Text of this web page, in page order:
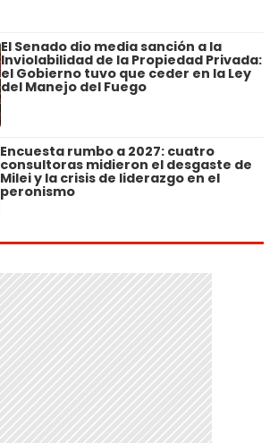
El Senado dio media sanción a la
Inviolabilidad de la Propiedad Privada:
el Gobierno tuvo que ceder en la Ley
del Manejo del Fuego
Encuesta rumbo a 2027: cuatro
consultoras midieron el desgaste de
Milei y la crisis de liderazgo en el
peronismo